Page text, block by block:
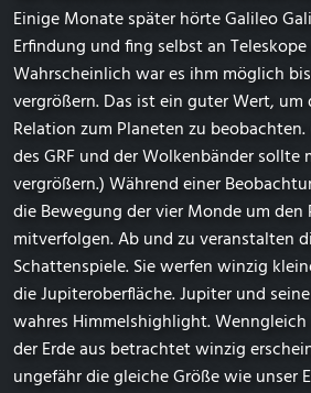
Einige Monate später hörte Galileo
Erfindung und fing selbst an
Wahrscheinlich war es ihm möglich
vergrößern. Das ist ein guter Wert,
Relation zum Planeten zu
des GRF und der Wolkenbänder sollte
vergrößern.) Während einer
die Bewegung der vier Monde um
mitverfolgen. Ab und zu veranstalten
Schattenspiele. Sie werfen winzig
die Jupiteroberfläche. Jupiter und
wahres Himmelshighlight.
der Erde aus betrachtet winzig
ungefähr die gleiche Größe wie unser